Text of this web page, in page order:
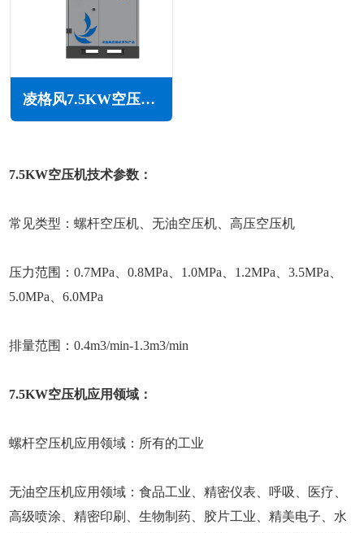
凌格风7.5KW空压机CS系列
7.5KW空压机技术参数：
常见类型：螺杆空压机、无油空压机、高压空压机
压力范围：0.7MPa、0.8MPa、1.0MPa、1.2MPa、3.5MPa、
5.0MPa、6.0MPa
排量范围：0.4m3/min-1.3m3/min
7.5KW空压机应用领域：
螺杆空压机应用领域：所有的工业
无油空压机应用领域：食品工业、精密仪表、呼吸、医疗、
高级喷涂、精密印刷、生物制药、胶片工业、精美电子、水